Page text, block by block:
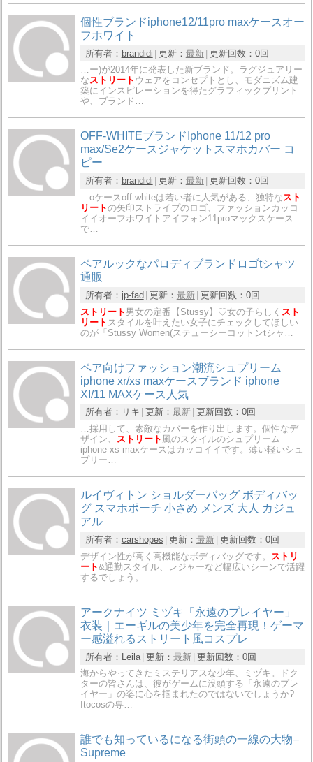
個性ブランドiphone12/11pro maxケースオー
フホワイト
所有者： brandidi 更新： 最新 更新回数： 0回
…ー)が2014年に発表した新ブランド。ラグジュアリー
なストリート ウェアをコンセプトとし、モダニズム建
築にインスピレーションを得たグラフィックプリント
や、ブランド…
OFF-WHITEブランドIphone 11/12 pro
max/Se2ケースジャケットスマホカバー コ
ピー
所有者： brandidi 更新： 最新 更新回数： 0回
…oケースoff-whiteは若い者に人気がある、独特なスト
リートの矢印ストライプのロゴ、ファッションカッコ
イイオーフホワイトアイフォン11proマックスケース
で…
ペアルックなパロディブランドロゴtシャツ
通販
所有者： jp-fad 更新： 最新 更新回数： 0回
ストリート 男女の定番【Stussy】♡女の子らしく スト
リート スタイルを叶えたい女子にチェックしてほしい
のが「Stussy Women(ステューシーコットンtシャ…
ペア向けファッション潮流シュプリーム
iphone xr/xs maxケースブランド iphone
XI/11 MAXケース人気
所有者： リキ 更新： 最新 更新回数： 0回
…採用して、素敵なカバーを作り出します。個性なデ
ザイン、 ストリート 風のスタイルのシュプリーム
iphone xs maxケースはカッコイイです。薄い軽いシュ
プリー…
ルイヴィトン ショルダーバッグ ボディバッ
グ スマホポーチ 小さめ メンズ 大人 カジュ
アル
所有者： carshopes 更新： 最新 更新回数： 0回
デザイン性が高く高機能なボディバッグです。
ストリ
ート&通勤スタイル、レジャーなど幅広いシーンで活躍
するでしょう。
アークナイツ ミヅキ「永遠のプレイヤー」
衣装｜エーギルの美少年を完全再現！ゲーマ
ー感溢れるストリート風コスプレ
所有者： Leila 更新： 最新 更新回数： 0回
海からやってきたミステリアスな少年、ミヅキ。ドク
ターの皆さんは、彼がゲームに没頭する「永遠のプレ
イヤー」の姿に心を掴まれたのではないでしょうか?
Itocosの専…
誰でも知っているになる街頭の一線の大物–
Supreme